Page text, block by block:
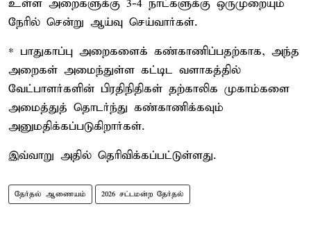
உள்ள அறைகளுக்கு 3-4 நாட்களுக்கு ஒருமுறையும்
நேரில் சென்று ஆய்வு செய்வார்கள்.
* பாதுகாப்பு அறைகளைக் கண்காணிப்பதற்காக, அந்த
அறைகள் அமைந்துள்ள கட்டிட வளாகத்தில்
வேட்பாளர்களின் பிரதிநிதிகள் தற்காலிக முகாம்களை
அமைத்துத் தொடர்ந்து கண்காணிக்கவும்
அனுமதிக்கப்படுகிறார்கள்.
இவ்வாறு அதில் தெரிவிக்கப்பட்டுள்ளது.
தேர்தல் ஆணையம் 2026 சட்டமன்ற தேர்தல்